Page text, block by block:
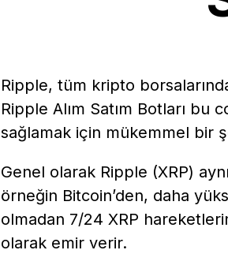
Ripple, tüm kripto
Ripple Alım Satım Botları bu
sağlamak için mükemmel bir
Genel olarak Ripple (XRP)
örneğin Bitcoin’den, daha
olmadan 7/24 XRP
olarak emir verir.